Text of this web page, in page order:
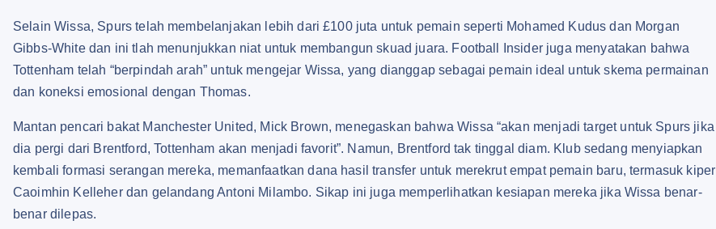
Selain Wissa, Spurs telah membelanjakan lebih dari £100 juta untuk pemain seperti Mohamed Kudus dan Morgan
Gibbs-White dan ini tlah menunjukkan niat untuk membangun skuad juara. Football Insider juga menyatakan bahwa
Tottenham telah “berpindah arah” untuk mengejar Wissa, yang dianggap sebagai pemain ideal untuk skema permainan
dan koneksi emosional dengan Thomas.
Mantan pencari bakat Manchester United, Mick Brown, menegaskan bahwa Wissa “akan menjadi target untuk Spurs jika
dia pergi dari Brentford, Tottenham akan menjadi favorit”. Namun, Brentford tak tinggal diam. Klub sedang menyiapkan
kembali formasi serangan mereka, memanfaatkan dana hasil transfer untuk merekrut empat pemain baru, termasuk kiper
Caoimhin Kelleher dan gelandang Antoni Milambo. Sikap ini juga memperlihatkan kesiapan mereka jika Wissa benar-
benar dilepas.